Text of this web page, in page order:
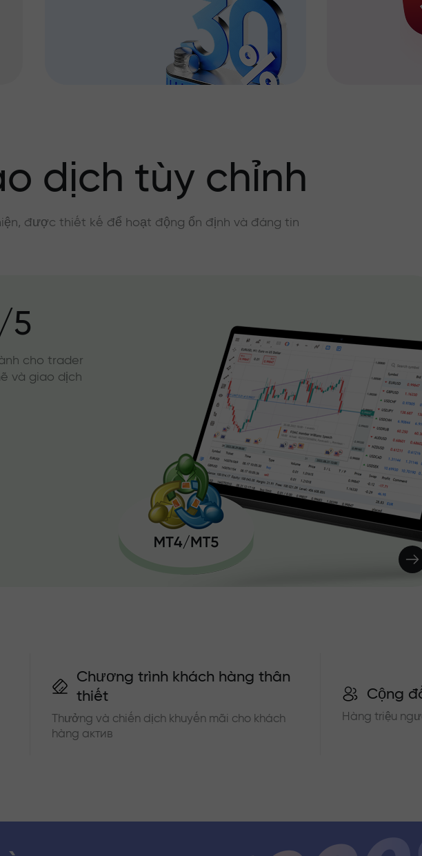
dịch tùy chỉnh
được thiết kế để hoạt động ổn định và đáng tin
5
cho trader
và giao dịch
Chương trình khách hàng thân
thiết
Thưởng và chiến dịch khuyến mãi cho khách
hàng актив
Cộng
Hàng triệu